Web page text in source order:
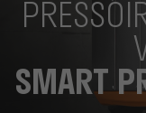
SMART